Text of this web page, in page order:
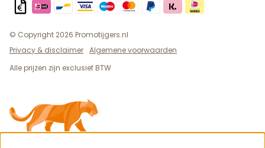
© Copyright 2026 Promotijgers.nl
Privacy & disclaimer Algemene voorwaarden
Alle prijzen zijn exclusief BTW